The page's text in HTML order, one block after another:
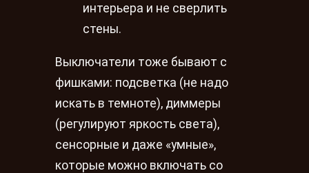
интерьера и не сверлить
стены.
Выключатели тоже бывают с
фишками: подсветка (не надо
искать в темноте), диммеры
(регулируют яркость света),
сенсорные и даже «умные»,
которые можно включать со